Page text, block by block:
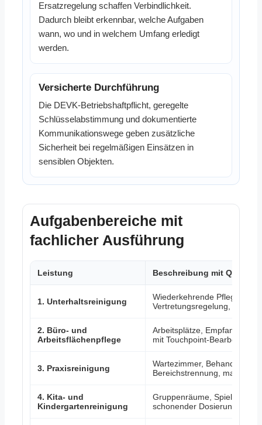
Ersatzregelung schaffen Verbindlichkeit.
Dadurch bleibt erkennbar, welche Aufgaben
wann, wo und in welchem Umfang erledigt
werden.
Versicherte Durchführung
Die DEVK-Betriebshaftpflicht, geregelte
Schlüsselabstimmung und dokumentierte
Kommunikationswege geben zusätzliche
Sicherheit bei regelmäßigen Einsätzen in
sensiblen Objekten.
Aufgabenbereiche mit
fachlicher Ausführung
Leistung Beschreibung mit
1. Unterhaltsreinigung
Wiederkehrende Pflege
Vertretungsregelung,
2. Büro- und
Arbeitsflächenpflege
Arbeitsplätze, Empfang,
mit Touchpoint-Bearbeitung,
3. Praxisreinigung
Wartezimmer,
Bereichstrennung,
4. Kita- und
Kindergartenreinigung
Gruppenräume,
schonender Dosierung,